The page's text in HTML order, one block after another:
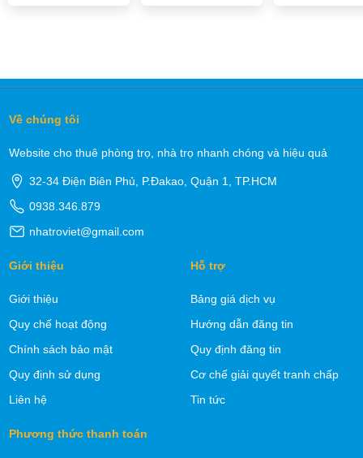
Về chúng tôi
Website cho thuê phòng trọ, nhà trọ nhanh chóng và hiệu quả
32-34 Điện Biên Phủ, P.Đakao, Quận 1, TP.HCM
0938.346.879
nhatroviet@gmail.com
Giới thiệu
Giới thiệu
Quy chế hoạt động
Chính sách bảo mật
Quy định sử dụng
Liên hệ
Hỗ trợ
Bảng giá dịch vụ
Hướng dẫn đăng tin
Quy định đăng tin
Cơ chế giải quyết tranh chấp
Tin tức
Phương thức thanh toán